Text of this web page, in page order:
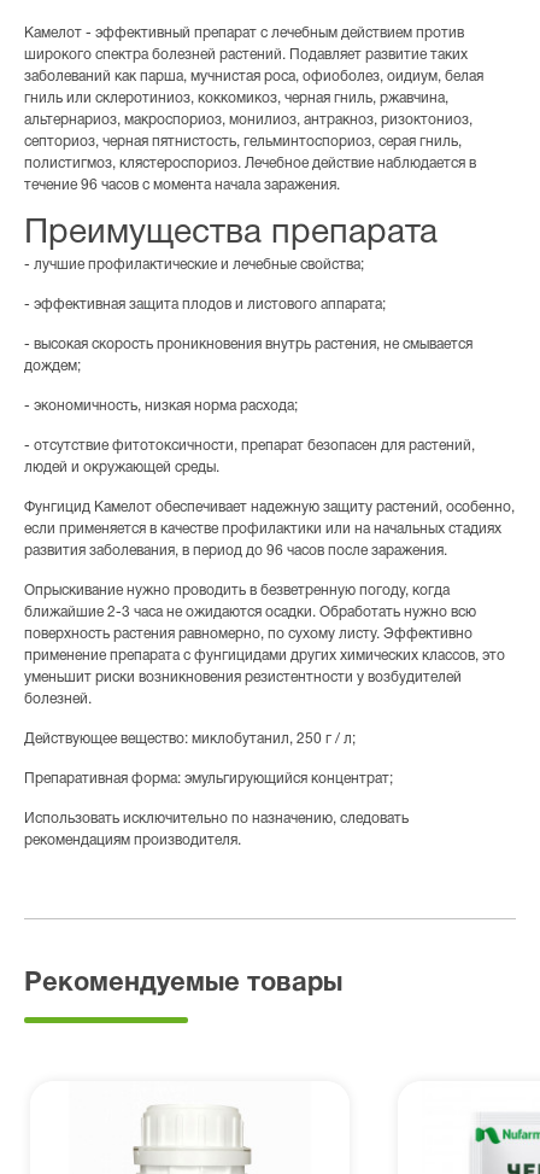
Камелот - эффективный препарат с лечебным действием против
широкого спектра болезней растений. Подавляет развитие таких
заболеваний как парша, мучнистая роса, офиоболез, оидиум, белая
гниль или склеротиниоз, коккомикоз, черная гниль, ржавчина,
альтернариоз, макроспориоз, монилиоз, антракноз, ризоктониоз,
септориоз, черная пятнистость, гельминтоспориоз, серая гниль,
полистигмоз, клястероспориоз. Лечебное действие наблюдается в
течение 96 часов с момента начала заражения.
Преимущества препарата
- лучшие профилактические и лечебные свойства;
- эффективная защита плодов и листового аппарата;
- высокая скорость проникновения внутрь растения, не смывается
дождем;
- экономичность, низкая норма расхода;
- отсутствие фитотоксичности, препарат безопасен для растений,
людей и окружающей среды.
Фунгицид Камелот обеспечивает надежную защиту растений, особенно,
если применяется в качестве профилактики или на начальных стадиях
развития заболевания, в период до 96 часов после заражения.
Опрыскивание нужно проводить в безветренную погоду, когда
ближайшие 2-3 часа не ожидаются осадки. Обработать нужно всю
поверхность растения равномерно, по сухому листу. Эффективно
применение препарата с фунгицидами других химических классов, это
уменьшит риски возникновения резистентности у возбудителей
болезней.
Действующее вещество: миклобутанил, 250 г / л;
Препаративная форма: эмульгирующийся концентрат;
Использовать исключительно по назначению, следовать
рекомендациям производителя.
Рекомендуемые товары